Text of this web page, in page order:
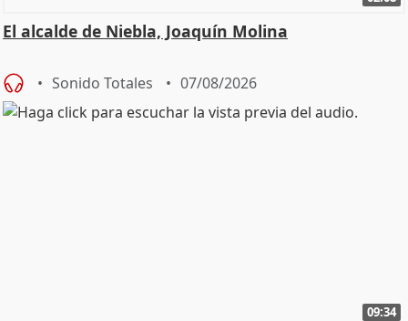
El alcalde de Niebla, Joaquín Molina
Sonido Totales 07/08/2026
09:34